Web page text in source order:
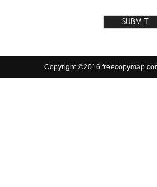
Copyright ©2016